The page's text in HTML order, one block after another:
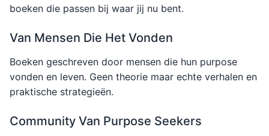
boeken die passen bij waar jij nu bent.
Van Mensen Die Het Vonden
Boeken geschreven door mensen die hun purpose
vonden en leven. Geen theorie maar echte verhalen en
praktische strategieën.
Community Van Purpose Seekers